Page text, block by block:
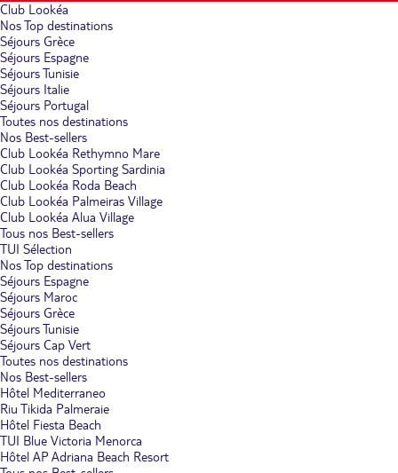
Club Lookéa
Nos Top destinations
Séjours Grèce
Séjours Espagne
Séjours Tunisie
Séjours Italie
Séjours Portugal
Toutes nos destinations
Nos Best-sellers
Club Lookéa Rethymno Mare
Club Lookéa Sporting Sardinia
Club Lookéa Roda Beach
Club Lookéa Palmeiras Village
Club Lookéa Alua Village
Tous nos Best-sellers
TUI Sélection
Nos Top destinations
Séjours Espagne
Séjours Maroc
Séjours Grèce
Séjours Tunisie
Séjours Cap Vert
Toutes nos destinations
Nos Best-sellers
Hôtel Mediterraneo
Riu Tikida Palmeraie
Hôtel Fiesta Beach
TUI Blue Victoria Menorca
Hôtel AP Adriana Beach Resort